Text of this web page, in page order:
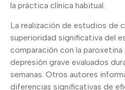
la práctica clínica habitual.
La realización de estudios de
superioridad significativa del
comparación con la
depresión grave evaluados
semanas. Otros autores
diferencias significativas de